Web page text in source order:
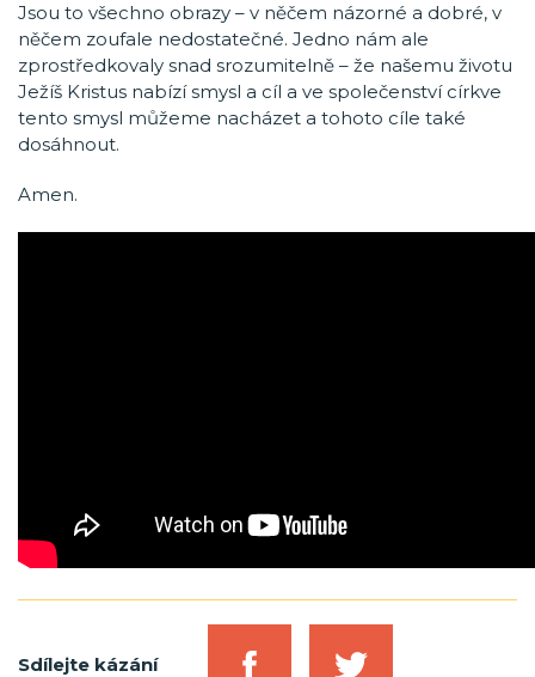
Jsou to všechno obrazy – v něčem názorné a dobré, v
něčem zoufale nedostatečné. Jedno nám ale
zprostředkovaly snad srozumitelně – že našemu životu
Ježíš Kristus nabízí smysl a cíl a ve společenství církve
tento smysl můžeme nacházet a tohoto cíle také
dosáhnout.
Amen.
Sdílejte kázání